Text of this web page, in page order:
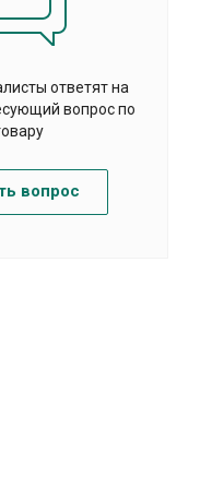
ответят на
вопрос по
вопрос